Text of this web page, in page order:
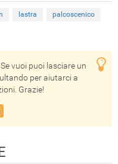
lastra
palcoscenico
vuoi puoi lasciare un
per aiutarci a
Grazie!